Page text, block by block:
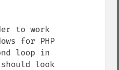
to work
for PHP
loop in
look